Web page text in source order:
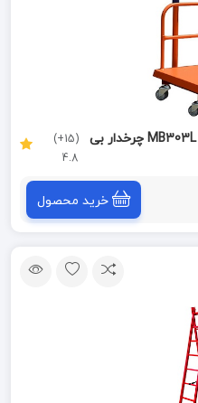
ترازو 300 کیلوگرمی دیجیتالی مدل MB303L چرخدار بی
(15+)
4.8
خرید محصول